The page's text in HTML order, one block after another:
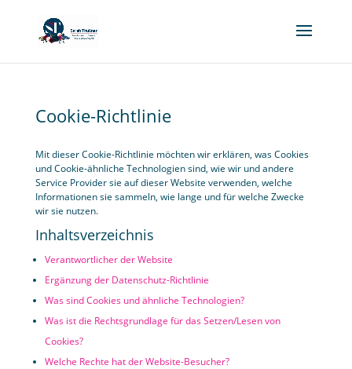
Cookie-Richtlinie
Mit dieser Cookie-Richtlinie möchten wir erklären, was Cookies
und Cookie-ähnliche Technologien sind, wie wir und andere
Service Provider sie auf dieser Website verwenden, welche
Informationen sie sammeln, wie lange und für welche Zwecke
wir sie nutzen.
Inhaltsverzeichnis
Verantwortlicher der Website
Ergänzung der Datenschutz-Richtlinie
Was sind Cookies und ähnliche Technologien?
Was ist die Rechtsgrundlage für das Setzen/Lesen von
Cookies?
Welche Rechte hat der Website-Besucher?